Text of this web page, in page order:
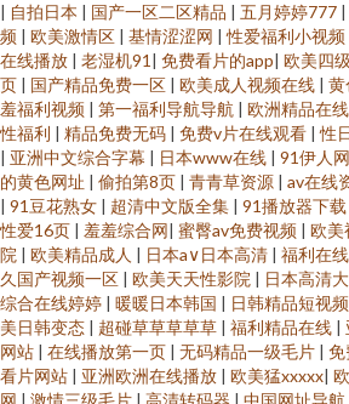
| 自拍日本 | 国产一区二区精品 | 五月婷婷777 |
频 | 欧美激情区 | 基情涩涩网 |性爱福利小视频
在线播放 | 老湿机91 | 免费看片的app| 欧美四
页 | 国产精品免费一区 | 欧美成人视频在线 | 黄
羞福利视频 | 第一福利导航导航 | 欧洲精品在
性福利 | 精品免费无码 | 免费v片在线观看 |性
| 亚洲中文综合字幕 | 日本www在线 | 91伊人网
的黄色网址 | 偷拍第8页 | 青青草资源 | av在线
| 91豆花熟女 | 超清中文版全集 | 91播放器下载
性爱16页 | 羞羞综合网| 蜜臀av免费视频 | 欧美
院 | 欧美精品成人 | 日本a∨日本高清 | 福利在
久国产视频一区 | 欧美天天性影院 | 日本高清
综合在线婷婷 | 暖暖日本韩国 | 日韩精品短视频
美日韩变态 | 超碰草草草草草 | 福利精品在线 |
网站 | 在线播放第一页 | 无码精品一级毛片 | 免
看片网站 | 亚洲欧洲在线播放 | 欧美猛xxxxx|
网 | 激情三级毛片 | 高清转码器 | 中国网址导航